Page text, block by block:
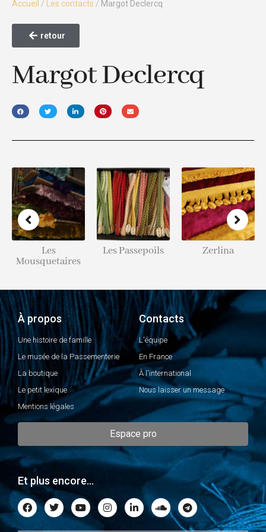
Accueil / Les contacts / Margot Declercq
retour
Margot Declercq
Les
Mousquetaires
Les Passepoils Zerlina
À propos
Une histoire de famille
Le musée de la Passementerie
La boutique
Le petit lexique
Mentions légales
Contacts
L'équipe
En France
À l'international
Nous laisser un message
Espace pro
Et plus encore...